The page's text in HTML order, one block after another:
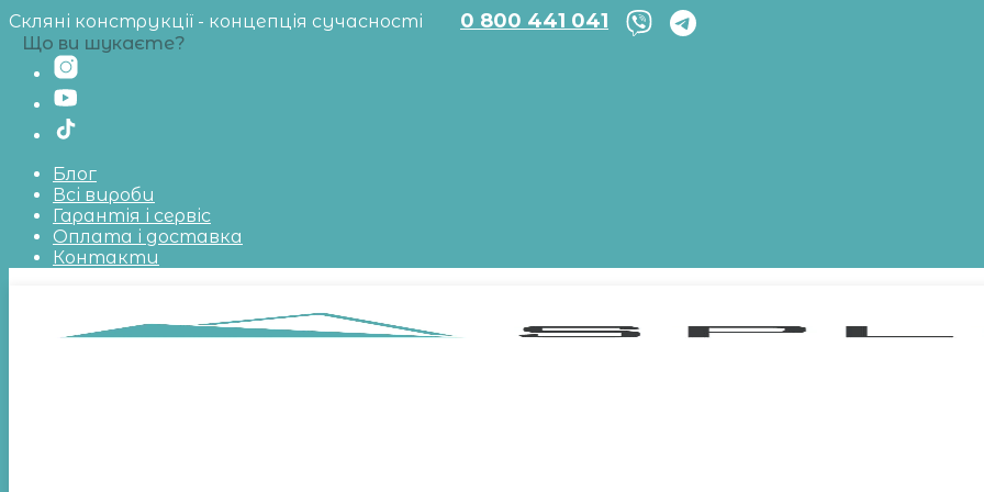
Скляні конструкції - концепція сучасності 0 800 441 041
Блог
Всі вироби
Гарантія і сервіс
Оплата і доставка
Контакти
Що ви шукаєте?